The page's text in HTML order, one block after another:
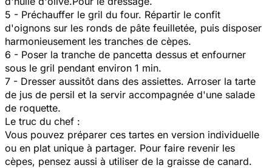
5 - Préchauffer le gril du four. Répartir le confit
d'oignons sur les ronds de pâte feuilletée, puis disposer
harmonieusement les tranches de cèpes.
6 - Poser la tranche de pancetta dessus et enfourner
sous le gril pendant environ 1 min.
7 - Dresser aussitôt dans des assiettes. Arroser la tarte
de jus de persil et la servir accompagnée d'une salade
de roquette.
Le truc du chef :
Vous pouvez préparer ces tartes en version individuelle
ou en plat unique à partager. Pour faire revenir les
cèpes, pensez aussi à utiliser de la graisse de canard.